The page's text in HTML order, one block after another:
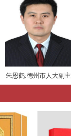
朱恩鹤:德州市人大副主